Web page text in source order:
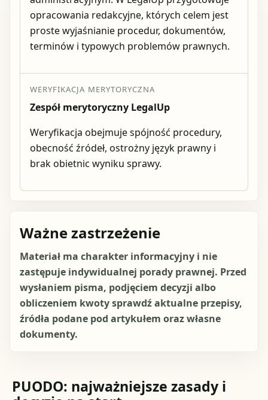
opracowania redakcyjne, których celem jest
proste wyjaśnianie procedur, dokumentów,
terminów i typowych problemów prawnych.
WERYFIKACJA MERYTORYCZNA
Zespół merytoryczny LegalUp
Weryfikacja obejmuje spójność procedury,
obecność źródeł, ostrożny język prawny i
brak obietnic wyniku sprawy.
Ważne zastrzeżenie
Materiał ma charakter informacyjny i nie
zastępuje indywidualnej porady prawnej. Przed
wysłaniem pisma, podjęciem decyzji albo
obliczeniem kwoty sprawdź aktualne przepisy,
źródła podane pod artykułem oraz własne
dokumenty.
PUODO: najważniejsze zasady i